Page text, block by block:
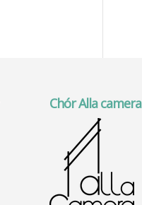
Chór Alla camera